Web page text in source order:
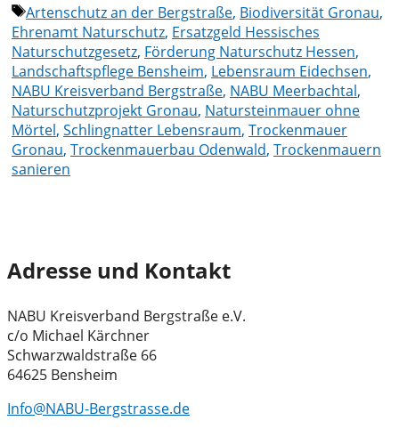
Schlagwörter
Artenschutz an der Bergstraße, Biodiversität Gronau,
Ehrenamt Naturschutz, Ersatzgeld Hessisches
Naturschutzgesetz, Förderung Naturschutz Hessen,
Landschaftspflege Bensheim, Lebensraum Eidechsen,
NABU Kreisverband Bergstraße, NABU Meerbachtal,
Naturschutzprojekt Gronau, Natursteinmauer ohne
Mörtel, Schlingnatter Lebensraum, Trockenmauer
Gronau, Trockenmauerbau Odenwald, Trockenmauern
sanieren
Adresse und Kontakt
NABU Kreisverband Bergstraße e.V.
c/o Michael Kärchner
Schwarzwaldstraße 66
64625 Bensheim
Info@NABU-Bergstrasse.de